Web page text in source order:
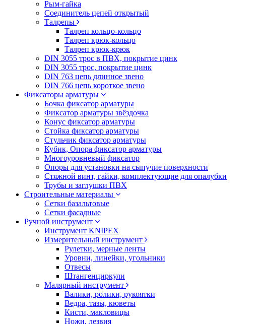
Рым-гайка
Соединитель цепей открытый
Талрепы
Талреп кольцо-кольцо
Талреп крюк-кольцо
Талреп крюк-крюк
DIN 3055 трос в ПВХ, покрытие цинк
DIN 3055 трос, покрытие цинк
DIN 763 цепь длинное звено
DIN 766 цепь короткое звено
Фиксаторы арматуры
Бочка фиксатор арматуры
Фиксатор арматуры звёздочка
Конус фиксатор арматуры
Стойка фиксатор арматуры
Стульчик фиксатор арматуры
Кубик, Опора фиксатор арматуры
Многоуровневый фиксатор
Опоры для установки на сыпучие поверхности
Стяжной винт, гайки, комплектующие для опалубки
Трубы и заглушки ПВХ
Строительные материалы
Сетки базальтовые
Сетки фасадные
Ручной инструмент
Инструмент KNIPEX
Измерительный инструмент
Рулетки, мерные ленты
Уровни, линейки, угольники
Отвесы
Штангенциркули
Малярный инструмент
Валики, ролики, рукоятки
Ведра, тазы, кюветы
Кисти, макловицы
Ножи, лезвия